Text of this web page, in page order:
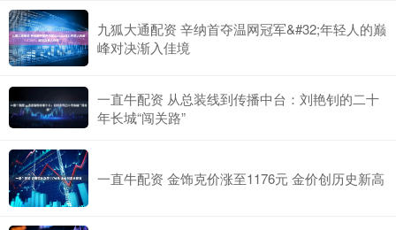
九狐大通配资 辛纳首夺温网冠军&#32;年轻人的巅
峰对决渐入佳境
一直牛配资 从总装线到传播中台：刘艳钊的二十
年长城“闯关路”
一直牛配资 金饰克价涨至1176元 金价创历史新高